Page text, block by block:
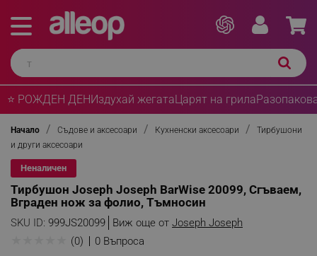
⭐ РОЖДЕН ДЕНИздухай жегатаЦарят на грила
Начало Съдове и аксесоари Кухненски аксесоари
Тирбушони
и други аксесоари
Неналичен
Тирбушон Joseph Joseph BarWise 20099, Сгъваем,
Вграден нож за фолио, Тъмносин
SKU ID: 999JS20099 Виж още от Joseph Joseph
(0) 0 Въпроса